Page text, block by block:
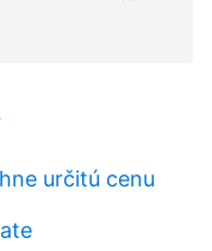
určitú cenu